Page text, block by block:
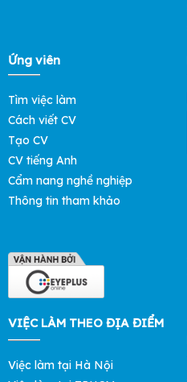
Ứng viên
Tìm việc làm
Cách viết CV
Tạo CV
CV tiếng Anh
Cẩm nang nghề nghiệp
Thông tin tham khảo
VIỆC LÀM THEO ĐỊA ĐIỂM
Việc làm tại Hà Nội